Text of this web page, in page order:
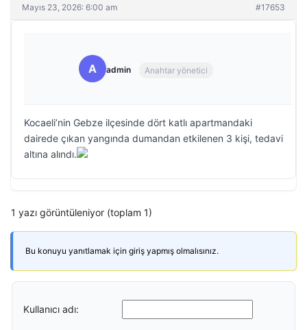
Mayıs 23, 2026: 6:00 am #17653
A admin Anahtar yönetici
Kocaeli’nin Gebze ilçesinde dört katlı apartmandaki
dairede çıkan yangında dumandan etkilenen 3 kişi, tedavi
altına alındı.
1 yazı görüntüleniyor (toplam 1)
Bu konuyu yanıtlamak için giriş yapmış olmalısınız.
Kullanıcı adı: